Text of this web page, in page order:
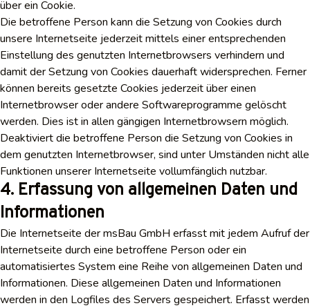
über ein Cookie.
Die betroffene Person kann die Setzung von Cookies durch
unsere Internetseite jederzeit mittels einer entsprechenden
Einstellung des genutzten Internetbrowsers verhindern und
damit der Setzung von Cookies dauerhaft widersprechen. Ferner
können bereits gesetzte Cookies jederzeit über einen
Internetbrowser oder andere Softwareprogramme gelöscht
werden. Dies ist in allen gängigen Internetbrowsern möglich.
Deaktiviert die betroffene Person die Setzung von Cookies in
dem genutzten Internetbrowser, sind unter Umständen nicht alle
Funktionen unserer Internetseite vollumfänglich nutzbar.
4. Erfassung von allgemeinen Daten und
Informationen
Die Internetseite der msBau GmbH erfasst mit jedem Aufruf der
Internetseite durch eine betroffene Person oder ein
automatisiertes System eine Reihe von allgemeinen Daten und
Informationen. Diese allgemeinen Daten und Informationen
werden in den Logfiles des Servers gespeichert. Erfasst werden